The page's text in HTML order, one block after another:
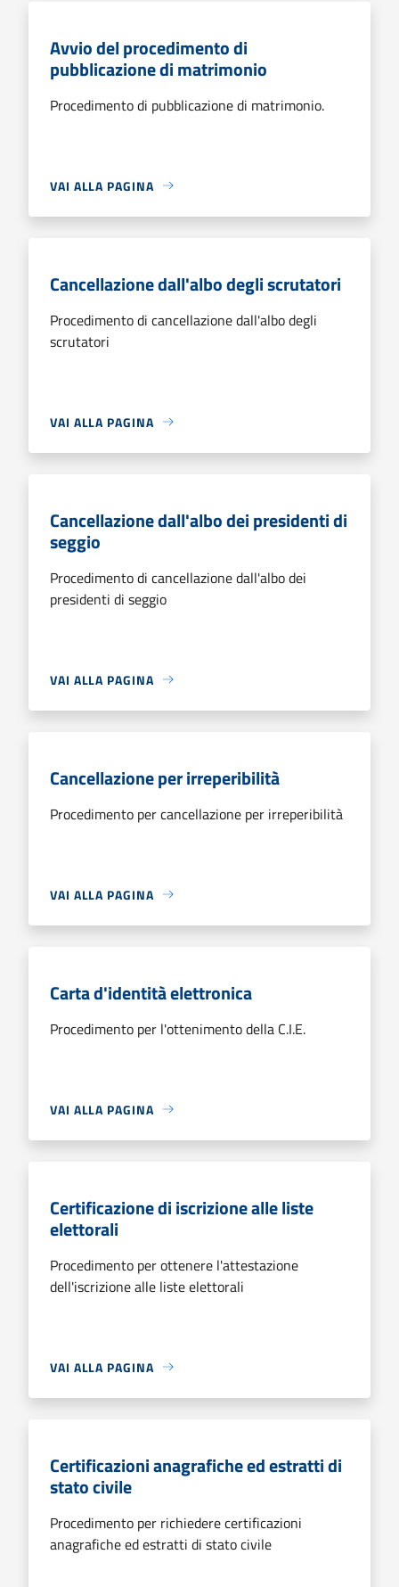
Avvio del procedimento di
pubblicazione di matrimonio
Procedimento di pubblicazione di matrimonio.
VAI ALLA PAGINA
Cancellazione dall'albo degli scrutatori
Procedimento di cancellazione dall'albo degli
scrutatori
VAI ALLA PAGINA
Cancellazione dall'albo dei presidenti di
seggio
Procedimento di cancellazione dall'albo dei
presidenti di seggio
VAI ALLA PAGINA
Cancellazione per irreperibilità
Procedimento per cancellazione per irreperibilità
VAI ALLA PAGINA
Carta d'identità elettronica
Procedimento per l'ottenimento della C.I.E.
VAI ALLA PAGINA
Certificazione di iscrizione alle liste
elettorali
Procedimento per ottenere l'attestazione
dell'iscrizione alle liste elettorali
VAI ALLA PAGINA
Certificazioni anagrafiche ed estratti di
stato civile
Procedimento per richiedere certificazioni
anagrafiche ed estratti di stato civile